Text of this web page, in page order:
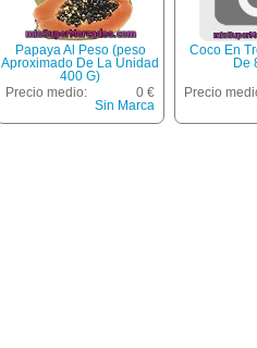
Papaya Al Peso (peso
Aproximado De La Unidad
400 G)
Precio medio:
0 €
Sin Marca
Coco En
De
Precio